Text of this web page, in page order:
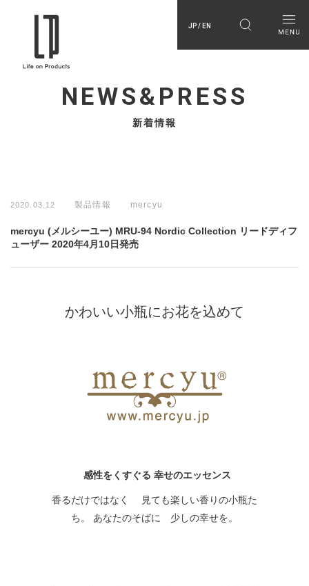
JP / EN
NEWS&PRESS
新着情報
2020.03.12 製品情報 mercyu
mercyu (メルシーユー) MRU-94 Nordic Collection リードディフ
ューザー 2020年4月10日発売
かわいい小瓶にお花を込めて
感性をくすぐる 幸せのエッセンス
香るだけではなく 見ても楽しい香りの小瓶た
ち。 あなたのそばに 少しの幸せを。